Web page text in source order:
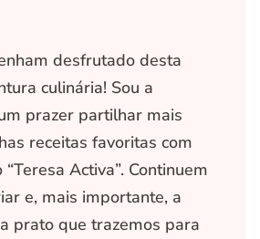
desfrutado desta
culinária! Sou a
prazer partilhar mais
receitas favoritas com
Activa”. Continuem
e, mais importante, a
prato que trazemos para